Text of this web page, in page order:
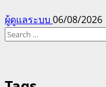
ผู้ดูแลระบบ 06/08/2026
Search